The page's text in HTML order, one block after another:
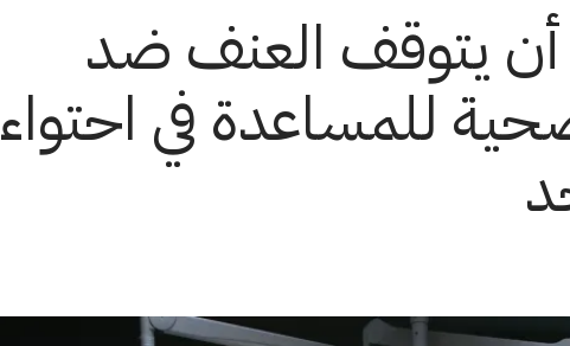
أن يتوقف العنف ضد
للمساعدة في احتواء